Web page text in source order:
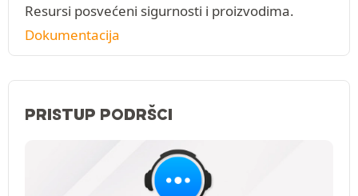
Resursi posvećeni sigurnosti i proizvodima.
Dokumentacija
PRISTUP PODRŠCI